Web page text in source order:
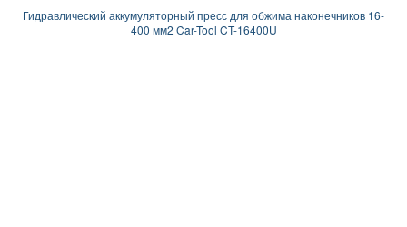
Гидравлический аккумуляторный пресс для обжима наконечников 16-
400 мм2 Car-Tool CT-16400U